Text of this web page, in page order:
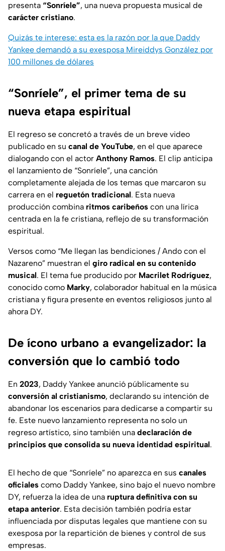
presenta “Sonríele”, una nueva propuesta musical de
carácter cristiano.
Quizás te interese: esta es la razón por la que Daddy
Yankee demandó a su exesposa Mireiddys González por
100 millones de dólares
“Sonríele”, el primer tema de su
nueva etapa espiritual
El regreso se concretó a través de un breve video
publicado en su canal de YouTube, en el que aparece
dialogando con el actor Anthony Ramos. El clip anticipa
el lanzamiento de “Sonríele”, una canción
completamente alejada de los temas que marcaron su
carrera en el reguetón tradicional. Esta nueva
producción combina ritmos caribeños con una lírica
centrada en la fe cristiana, reflejo de su transformación
espiritual.
Versos como “Me llegan las bendiciones / Ando con el
Nazareno” muestran el giro radical en su contenido
musical. El tema fue producido por Macrilet Rodríguez,
conocido como Marky, colaborador habitual en la música
cristiana y figura presente en eventos religiosos junto al
ahora DY.
De ícono urbano a evangelizador: la
conversión que lo cambió todo
En 2023, Daddy Yankee anunció públicamente su
conversión al cristianismo, declarando su intención de
abandonar los escenarios para dedicarse a compartir su
fe. Este nuevo lanzamiento representa no solo un
regreso artístico, sino también una declaración de
principios que consolida su nueva identidad espiritual.
El hecho de que “Sonríele” no aparezca en sus canales
oficiales como Daddy Yankee, sino bajo el nuevo nombre
DY, refuerza la idea de una ruptura definitiva con su
etapa anterior. Esta decisión también podría estar
influenciada por disputas legales que mantiene con su
exesposa por la repartición de bienes y control de sus
empresas.